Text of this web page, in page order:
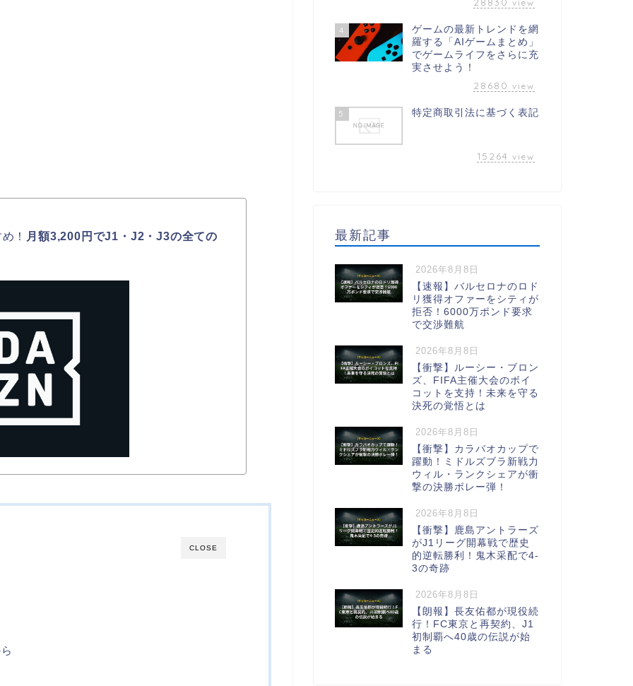
！ 月額3,200円でJ1・J2・J3の全ての
CLOSE
view
4
ゲームの最新トレンドを網
羅する「AIゲームまとめ」
でゲームライフをさらに充
実させよう！
28680 view
5 特定商取引法に基づく表記
15264 view
最新記事
2026年8月8日
【速報】バルセロナのロド
リ獲得オファーをシティが
拒否！6000万ポンド要求
で交渉難航
2026年8月8日
【衝撃】ルーシー・ブロン
ズ、FIFA主催大会のボイ
コットを支持！未来を守る
決死の覚悟とは
2026年8月8日
【衝撃】カラバオカップで
躍動！ミドルズブラ新戦力
ウィル・ランクシェアが衝
撃の決勝ボレー弾！
2026年8月8日
【衝撃】鹿島アントラーズ
がJ1リーグ開幕戦で歴史
的逆転勝利！鬼木采配で4-
3の奇跡
2026年8月8日
【朗報】長友佑都が現役続
行！FC東京と再契約、J1
初制覇へ40歳の伝説が始
まる